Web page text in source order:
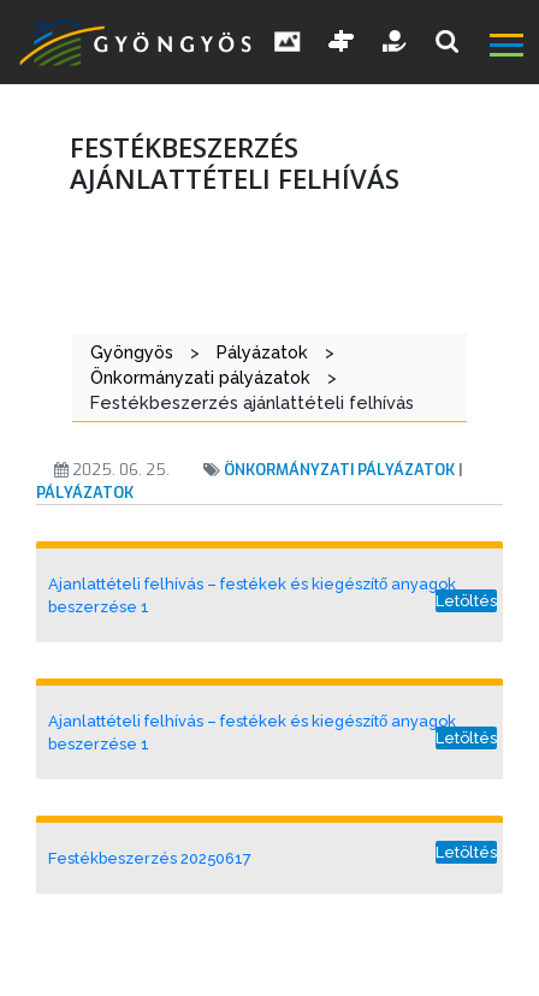
KIEMELT
LÁTVÁNYOSSÁGOK
GYÖNGYÖS
VÁROS
VÁROSUNKRÓL
INFORMÁCIÓK
HASZNOS
FESTÉKBESZERZÉS
AJÁNLATTÉTELI FELHÍVÁS
Gyöngyös > Pályázatok
>
Önkormányzati pályázatok
>
Festékbeszerzés ajánlattételi felhívás
2025. 06. 25. ÖNKORMÁNYZATI PÁLYÁZATOK
PÁLYÁZATOK
Ajanlattételi felhívás – festékek és kiegészítő anyagok
beszerzése 1
Letöltés
Ajanlattételi felhívás – festékek és kiegészítő anyagok
beszerzése 1
Letöltés
Festékbeszerzés 20250617 Letöltés